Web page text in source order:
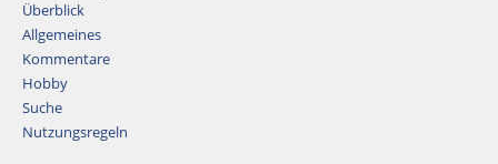
Überblick
Allgemeines
Kommentare
Hobby
Suche
Nutzungsregeln